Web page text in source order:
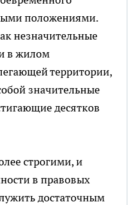
положениями.
незначительные
в жилом
территории,
значительные
десятков
строгими, и
в правовых
достаточным